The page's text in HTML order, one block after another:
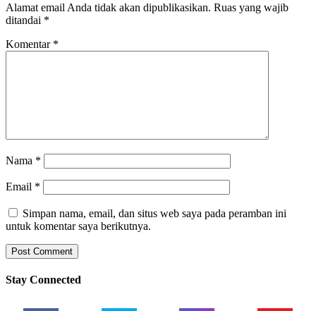
Alamat email Anda tidak akan dipublikasikan. Ruas yang wajib
ditandai *
Komentar *
Nama *
Email *
Simpan nama, email, dan situs web saya pada peramban ini
untuk komentar saya berikutnya.
Stay Connected